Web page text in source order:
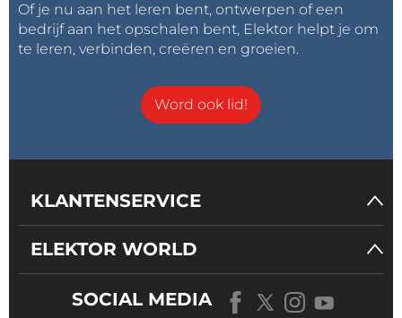
Of je nu aan het leren bent, ontwerpen of een
bedrijf aan het opschalen bent, Elektor helpt je om
te leren, verbinden, creëren en groeien.
Word ook lid!
KLANTENSERVICE
ELEKTOR WORLD
SOCIAL MEDIA